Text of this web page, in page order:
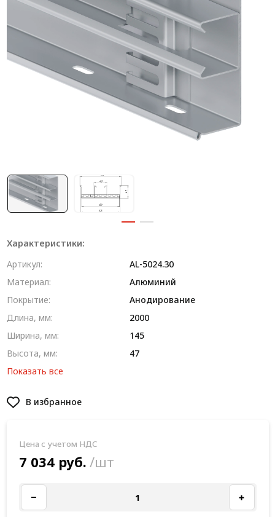
Система V-паза NEW!
Алюминиевые промышленные ограждения
Алюминиевая промышленная мебель
Крейты и кассеты Subrack systems
Профиль строительного назначения
Радиаторный алюминиевый профиль NEW!
Метрический крепеж
Конструкции из профиля
Характеристики:
Артикул:
AL-5024.30
Материал:
Алюминий
Покрытие:
Анодирование
Длина, мм:
2000
Ширина, мм:
145
Высота, мм:
47
Показать все
В избранное
Цена с учетом НДС
7 034 руб. /шт